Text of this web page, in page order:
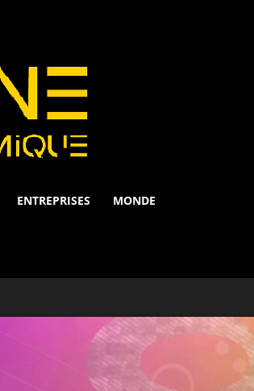
ENTREPRISES MONDE